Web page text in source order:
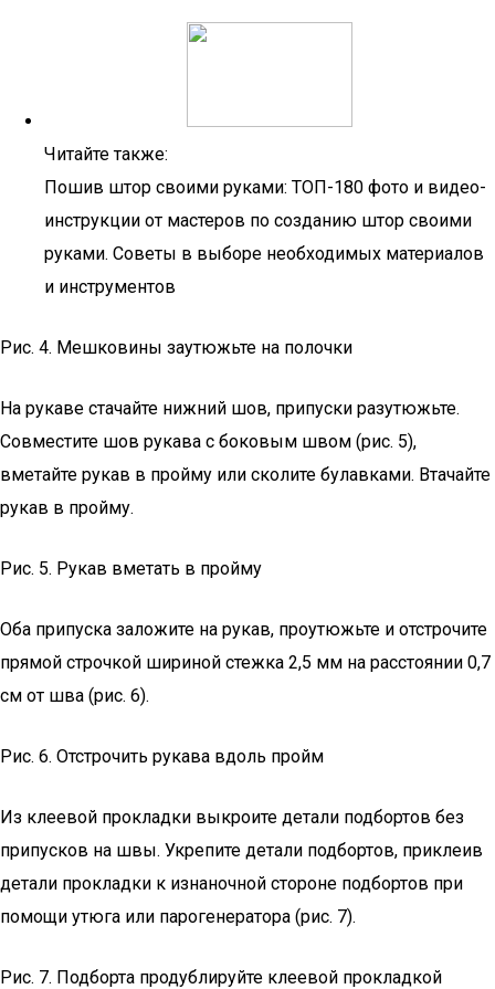
Читайте также:
Пошив штор своими руками: ТОП-180 фото и видео-
инструкции от мастеров по созданию штор своими
руками. Советы в выборе необходимых материалов
и инструментов
Рис. 4. Мешковины заутюжьте на полочки
На рукаве стачайте нижний шов, припуски разутюжьте.
Совместите шов рукава с боковым швом (рис. 5),
вметайте рукав в пройму или сколите булавками. Втачайте
рукав в пройму.
Рис. 5. Рукав вметать в пройму
Оба припуска заложите на рукав, проутюжьте и отстрочите
прямой строчкой шириной стежка 2,5 мм на расстоянии 0,7
см от шва (рис. 6).
Рис. 6. Отстрочить рукава вдоль пройм
Из клеевой прокладки выкроите детали подбортов без
припусков на швы. Укрепите детали подбортов, приклеив
детали прокладки к изнаночной стороне подбортов при
помощи утюга или парогенератора (рис. 7).
Рис. 7. Подборта продублируйте клеевой прокладкой